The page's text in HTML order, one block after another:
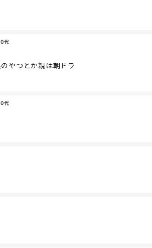
代
やつとか親は朝ドラ
代